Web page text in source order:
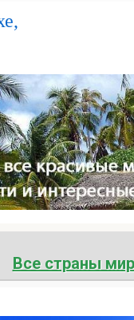
Все страны